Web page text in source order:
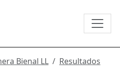
Bienal LL Resultados